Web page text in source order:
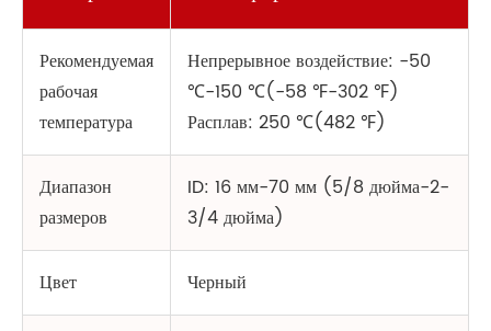
Рекомендуемая
рабочая
температура
Непрерывное воздействие: -50
℃-150 ℃(-58 ℉-302 ℉)
Расплав: 250 ℃(482 ℉)
Диапазон
размеров
ID: 16 мм-70 мм (5/8 дюйма-2-
3/4 дюйма)
Цвет Черный